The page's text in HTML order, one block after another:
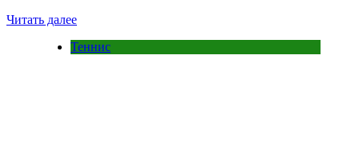
Читать далее
Теннис